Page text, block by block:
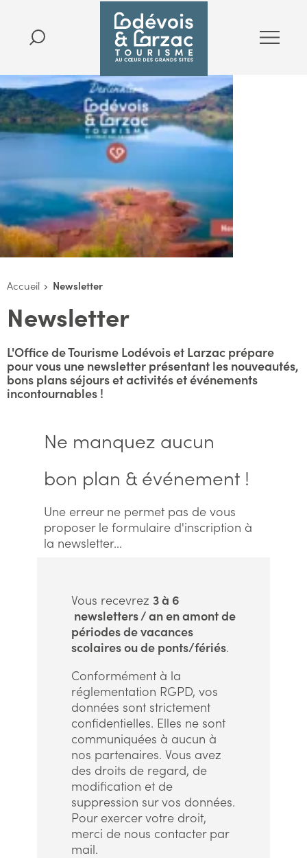
Accueil Newsletter
Newsletter
L'Office de Tourisme Lodévois et Larzac prépare
pour vous une newsletter présentant les nouveautés,
bons plans séjours et activités et événements
incontournables !
Ne manquez aucun
bon plan & événement !
Une erreur ne permet pas de vous
proposer le formulaire d'inscription à
la newsletter...
Vous recevrez 3 à 6
newsletters / an en amont de
périodes de vacances
scolaires ou de ponts/fériés.
Conformément à la
réglementation RGPD, vos
données sont strictement
confidentielles. Elles ne sont
communiquées à aucun à
nos partenaires. Vous avez
des droits de regard, de
modification et de
suppression sur vos données.
Pour exercer votre droit,
merci de nous contacter par
mail.